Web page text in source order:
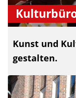
Kunst und
gestalten.